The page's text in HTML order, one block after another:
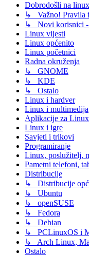
Dobrodošli na
↳ Važno! Pravila
↳ Novi korisnici -
Linux vijesti
Linux općenito
Linux početnici
Radna okruženja
↳ GNOME
↳ KDE
↳ Ostalo
Linux i hardver
Linux i multimedija
Aplikacije za Linux
Linux i igre
Savjeti i trikovi
Programiranje
Linux, poslužitelj,
Pametni telefoni,
Distribucije
↳ Distribucije
↳ Ubuntu
↳ openSUSE
↳ Fedora
↳ Debian
↳ PCLinuxOS i
↳ Arch Linux,
Ostalo